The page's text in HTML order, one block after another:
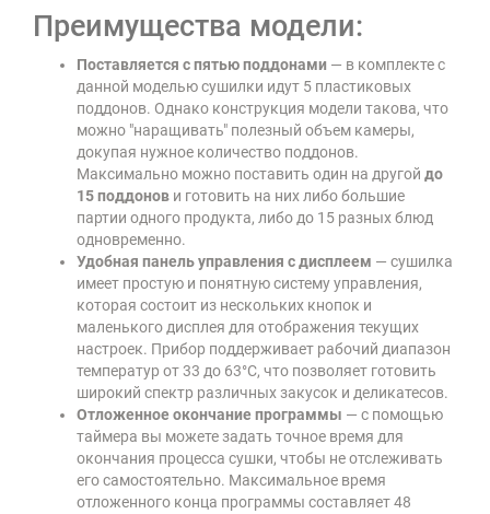
Преимущества модели:
Поставляется с пятью поддонами — в комплекте с
данной моделью сушилки идут 5 пластиковых
поддонов. Однако конструкция модели такова, что
можно "наращивать" полезный объем камеры,
докупая нужное количество поддонов.
Максимально можно поставить один на другой до
15 поддонов и готовить на них либо большие
партии одного продукта, либо до 15 разных блюд
одновременно.
Удобная панель управления с дисплеем — сушилка
имеет простую и понятную систему управления,
которая состоит из нескольких кнопок и
маленького дисплея для отображения текущих
настроек. Прибор поддерживает рабочий диапазон
температур от 33 до 63°C, что позволяет готовить
широкий спектр различных закусок и деликатесов.
Отложенное окончание программы — с помощью
таймера вы можете задать точное время для
окончания процесса сушки, чтобы не отслеживать
его самостоятельно. Максимальное время
отложенного конца программы составляет 48